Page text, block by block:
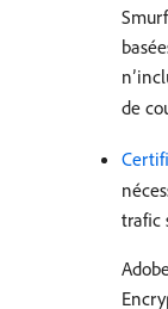
de
trafic